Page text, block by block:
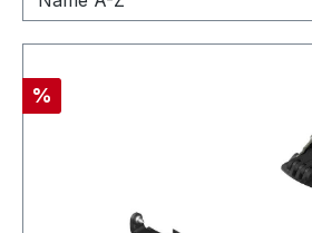
Rabatt
%